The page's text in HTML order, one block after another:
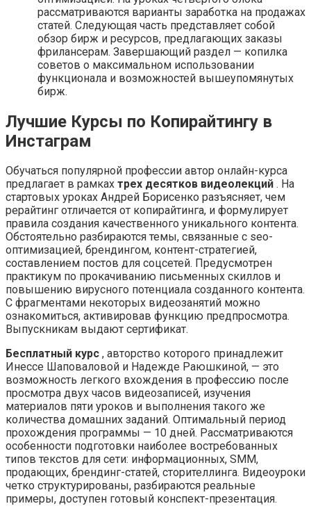
рассматриваются варианты заработка на продажах
статей. Следующая часть представляет собой
обзор бирж и ресурсов, предлагающих заказы
фрилансерам. Завершающий раздел — копилка
советов о максимальном использовании
функционала и возможностей вышеупомянутых
бирж.
Лучшие Курсы по Копирайтингу в
Инстаграм
Обучаться популярной профессии автор онлайн-курса
предлагает в рамках трех десятков видеолекций . На
стартовых уроках Андрей Борисенко разъясняет, чем
рерайтинг отличается от копирайтинга, и формулирует
правила создания качественного уникального контента.
Обстоятельно разбираются темы, связанные с seo-
оптимизацией, брендингом, контент-стратегией,
составлением постов для соцсетей. Предусмотрен
практикум по прокачиванию письменных скиллов и
повышению вирусного потенциала созданного контента.
С фрагментами некоторых видеозанятий можно
ознакомиться, активировав функцию предпросмотра.
Выпускникам выдают сертификат.
Бесплатный курс , авторство которого принадлежит
Инессе Шаповаловой и Надежде Раюшкиной, — это
возможность легкого вхождения в профессию после
просмотра двух часов видеозаписей, изучения
материалов пяти уроков и выполнения такого же
количества домашних заданий. Оптимальный период
прохождения программы — 10 дней. Рассматриваются
особенности подготовки наиболее востребованных
типов текстов для сети: информационных, SMM,
продающих, брендинг-статей, сторителлинга. Видеоуроки
четко структурированы, разбираются реальные
примеры, доступен готовый конспект-презентация.